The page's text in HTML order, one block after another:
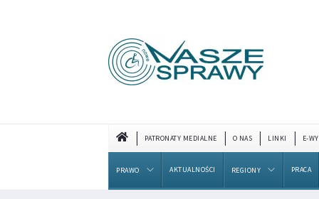
PATRONATY MEDIALNE O NAS LINKI E-
PRAWO AKTUALNOŚCI REGIONY PRACA